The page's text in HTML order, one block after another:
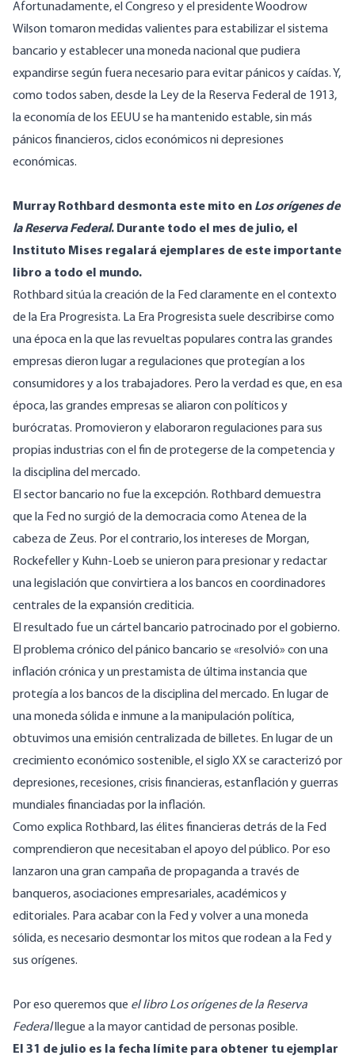
Afortunadamente, el Congreso y el presidente Woodrow
Wilson tomaron medidas valientes para estabilizar el sistema
bancario y establecer una moneda nacional que pudiera
expandirse según fuera necesario para evitar pánicos y caídas. Y,
como todos saben, desde la Ley de la Reserva Federal de 1913,
la economía de los EEUU se ha mantenido estable, sin más
pánicos financieros, ciclos económicos ni depresiones
económicas.
Murray Rothbard desmonta este mito en Los orígenes de
la Reserva Federal. Durante todo el mes de julio, el
Instituto Mises regalará ejemplares de este importante
libro a todo el mundo.
Rothbard sitúa la creación de la Fed claramente en el contexto
de la Era Progresista. La Era Progresista suele describirse como
una época en la que las revueltas populares contra las grandes
empresas dieron lugar a regulaciones que protegían a los
consumidores y a los trabajadores. Pero la verdad es que, en esa
época, las grandes empresas se aliaron con políticos y
burócratas. Promovieron y elaboraron regulaciones para sus
propias industrias con el fin de protegerse de la competencia y
la disciplina del mercado.
El sector bancario no fue la excepción. Rothbard demuestra
que la Fed no surgió de la democracia como Atenea de la
cabeza de Zeus. Por el contrario, los intereses de Morgan,
Rockefeller y Kuhn-Loeb se unieron para presionar y redactar
una legislación que convirtiera a los bancos en coordinadores
centrales de la expansión crediticia.
El resultado fue un cártel bancario patrocinado por el gobierno.
El problema crónico del pánico bancario se «resolvió» con una
inflación crónica y un prestamista de última instancia que
protegía a los bancos de la disciplina del mercado. En lugar de
una moneda sólida e inmune a la manipulación política,
obtuvimos una emisión centralizada de billetes. En lugar de un
crecimiento económico sostenible, el siglo XX se caracterizó por
depresiones, recesiones, crisis financieras, estanflación y guerras
mundiales financiadas por la inflación.
Como explica Rothbard, las élites financieras detrás de la Fed
comprendieron que necesitaban el apoyo del público. Por eso
lanzaron una gran campaña de propaganda a través de
banqueros, asociaciones empresariales, académicos y
editoriales. Para acabar con la Fed y volver a una moneda
sólida, es necesario desmontar los mitos que rodean a la Fed y
sus orígenes.
Por eso queremos que el libro Los orígenes de la Reserva
Federal llegue a la mayor cantidad de personas posible.
El 31 de julio es la fecha límite para obtener tu ejemplar